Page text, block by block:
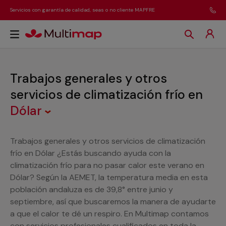
Servicios con garantía de calidad, seas o no cliente MAPFRE
Trabajos generales y otros
servicios de climatización frío en
Dólar
Trabajos generales y otros servicios de climatización
frío en Dólar ¿Estás buscando ayuda con la
climatización frío para no pasar calor este verano en
Dólar? Según la AEMET, la temperatura media en esta
población andaluza es de 39,8° entre junio y
septiembre, así que buscaremos la manera de ayudarte
a que el calor te dé un respiro. En Multimap contamos